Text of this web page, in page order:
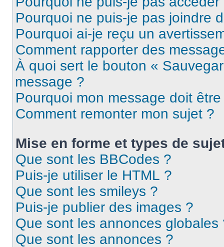
Pourquoi ne puis-je pas joindre
Pourquoi ai-je reçu un
Comment rapporter des
À quoi sert le bouton «
message ?
Pourquoi mon message doit
Comment remonter mon sujet ?
Mise en forme et types de
Que sont les BBCodes ?
Puis-je utiliser le HTML ?
Que sont les smileys ?
Puis-je publier des images ?
Que sont les annonces globales
Que sont les annonces ?